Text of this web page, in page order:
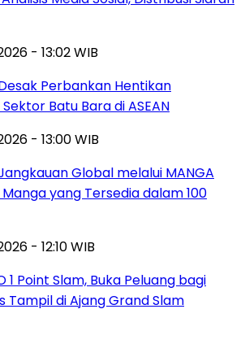
- 13:02 WIB
Perbankan Hentikan
Batu Bara di ASEAN
- 13:00 WIB
Global melalui MANGA
Manga yang Tersedia dalam 100
- 12:10 WIB
1 Point Slam, Buka Peluang bagi
Tampil di Ajang Grand Slam